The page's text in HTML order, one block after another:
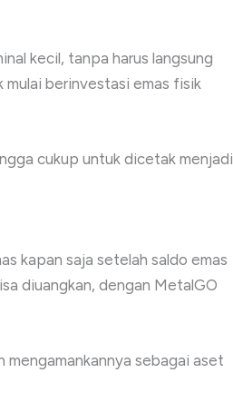
kecil, tanpa harus langsung
mulai berinvestasi emas fisik
cukup untuk dicetak menjadi
kapan saja setelah saldo emas
diuangkan, dengan MetalGO
sebagai aset